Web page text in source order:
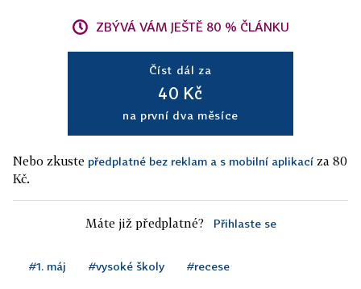
ZBÝVÁ VÁM JEŠTĚ 80 % ČLÁNKU
Číst dál za
40 Kč
na první dva měsíce
Nebo zkuste předplatné bez reklam a s mobilní aplikací za 80
Kč.
Máte již předplatné? Přihlaste se
#1. máj #vysoké školy #recese